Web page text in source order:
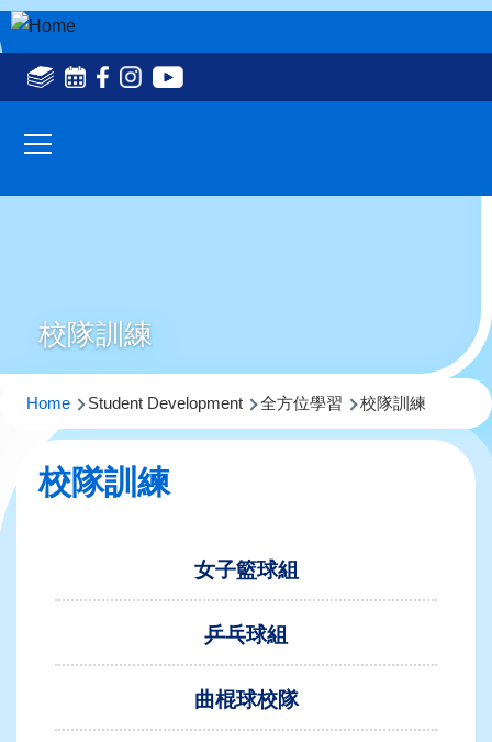
Skip to main content
Social
Media
navigation
校隊訓練
Breadcrumb
Home Student Development 全方位學習 校隊訓練
校隊訓練
女子籃球組
乒乓球組
曲棍球校隊